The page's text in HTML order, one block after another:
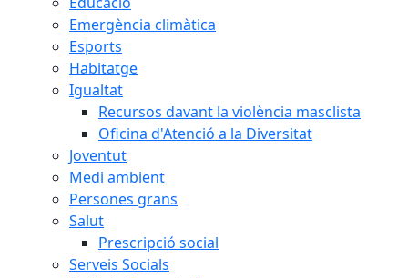
Emergència climàtica
Esports
Habitatge
Igualtat
Recursos davant la violència masclista
Oficina d'Atenció a la Diversitat
Joventut
Medi ambient
Persones grans
Salut
Prescripció social
Serveis Socials